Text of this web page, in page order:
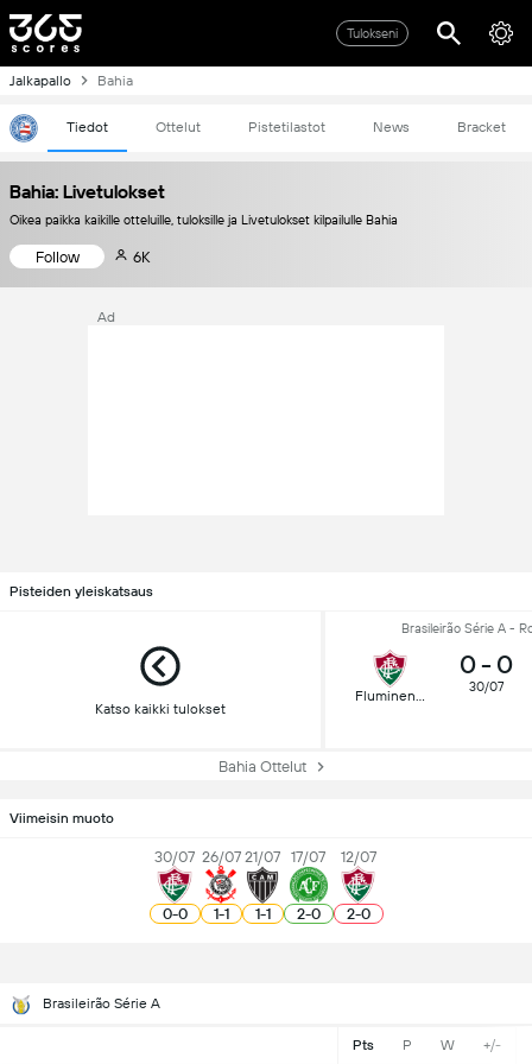
Tulokseni
Jalkapallo Bahia
Tiedot Ottelut Pistetilastot News Bracket
Bahia: Livetulokset
Oikea paikka kaikille otteluille, tuloksille ja Livetulokset kilpailulle Bahia
Follow 6K
Ad
Pisteiden yleiskatsaus
Katso kaikki tulokset
Brasileirão Série A -
Fluminense
0- 0
30/07
Bahia Ottelut
Viimeisin muoto
30/07
0-0
26/07
1-1
21/07
1-1
17/07
2-0
12/07
2-0
Brasileirão Série A
Pts P W +/-